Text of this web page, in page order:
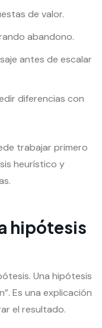
de valor.
abandono.
antes de escalar
diferencias con
trabajar primero
heurístico y
hipótesis
Una hipótesis
Es una explicación
el resultado.